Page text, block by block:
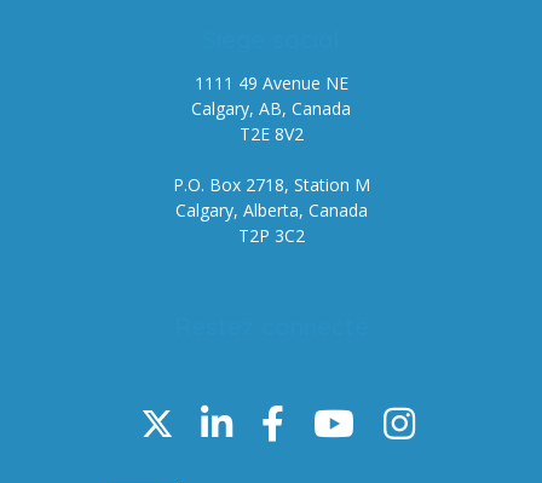
1111 49 Avenue NE
Calgary, AB, Canada
T2E 8V2
P.O. Box 2718, Station M
Calgary, Alberta, Canada
T2P 3C2